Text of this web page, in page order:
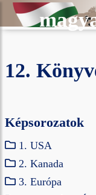
12.
Képsorozatok
1. USA
2. Kanada
3. Európa